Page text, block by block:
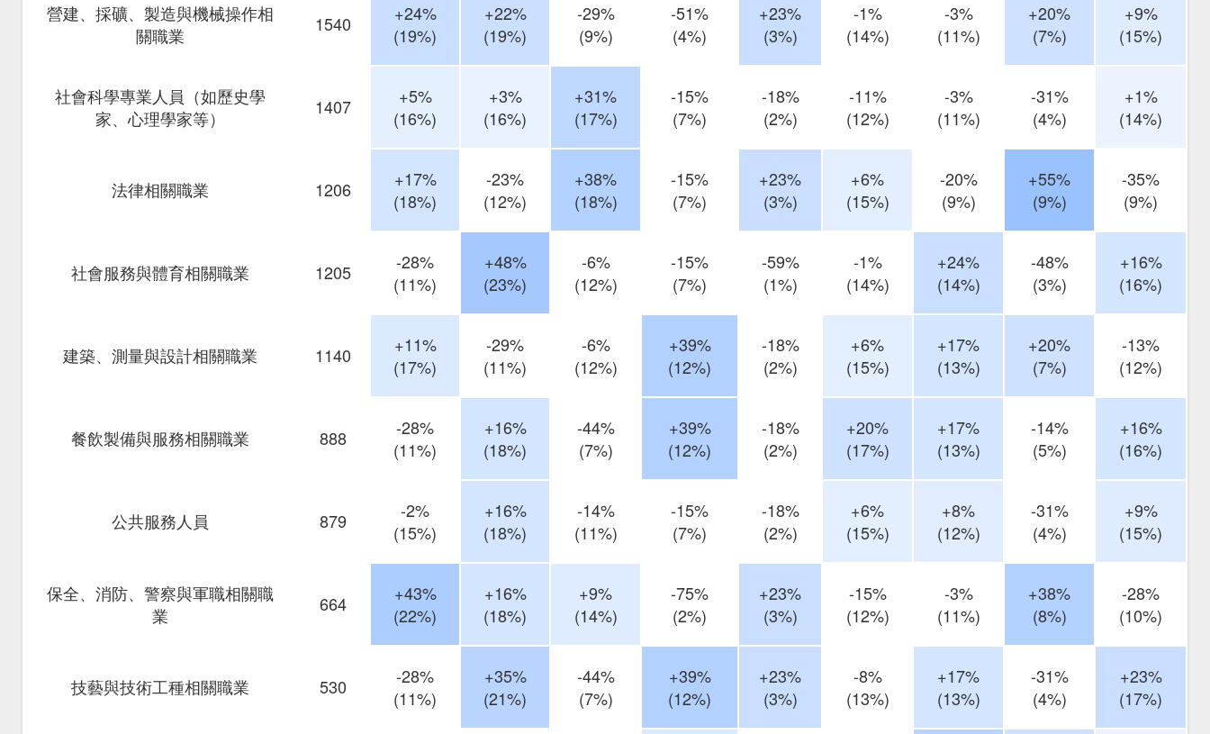
營建、採礦、製造與機械操作相
關職業
1540
+24%
(19%)
+22%
(19%)
-29%
(9%)
-51%
(4%)
+23%
(3%)
-1%
(14%)
-3%
(11%)
+20%
(7%)
+9%
(15%)
社會科學專業人員（如歷史學
家、心理學家等）
1407
+5%
(16%)
+3%
(16%)
+31%
(17%)
-15%
(7%)
-18%
(2%)
-11%
(12%)
-3%
(11%)
-31%
(4%)
+1%
(14%)
法律相關職業 1206
+17%
(18%)
-23%
(12%)
+38%
(18%)
-15%
(7%)
+23%
(3%)
+6%
(15%)
-20%
(9%)
+55%
(9%)
-35%
(9%)
社會服務與體育相關職業 1205
-28%
(11%)
+48%
(23%)
-6%
(12%)
-15%
(7%)
-59%
(1%)
-1%
(14%)
+24%
(14%)
-48%
(3%)
+16%
(16%)
建築、測量與設計相關職業 1140
+11%
(17%)
-29%
(11%)
-6%
(12%)
+39%
(12%)
-18%
(2%)
+6%
(15%)
+17%
(13%)
+20%
(7%)
-13%
(12%)
餐飲製備與服務相關職業 888
-28%
(11%)
+16%
(18%)
-44%
(7%)
+39%
(12%)
-18%
(2%)
+20%
(17%)
+17%
(13%)
-14%
(5%)
+16%
(16%)
公共服務人員 879
-2%
(15%)
+16%
(18%)
-14%
(11%)
-15%
(7%)
-18%
(2%)
+6%
(15%)
+8%
(12%)
-31%
(4%)
+9%
(15%)
保全、消防、警察與軍職相關職
業
664
+43%
(22%)
+16%
(18%)
+9%
(14%)
-75%
(2%)
+23%
(3%)
-15%
(12%)
-3%
(11%)
+38%
(8%)
-28%
(10%)
技藝與技術工種相關職業 530
-28%
(11%)
+35%
(21%)
-44%
(7%)
+39%
(12%)
+23%
(3%)
-8%
(13%)
+17%
(13%)
-31%
(4%)
+23%
(17%)